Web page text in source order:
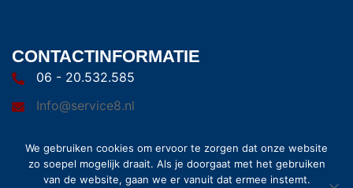
CONTACTINFORMATIE
06 - 20.532.585
Info@service8.nl
We gebruiken cookies om ervoor te zorgen dat onze website
zo soepel mogelijk draait. Als je doorgaat met het gebruiken
van de website, gaan we er vanuit dat ermee instemt.